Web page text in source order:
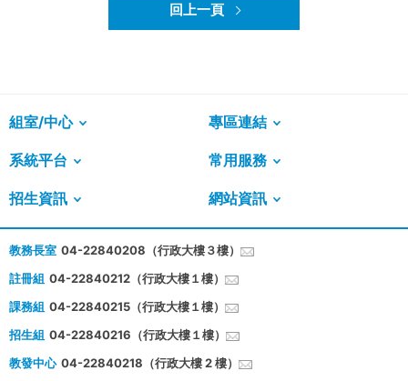
回上一頁
組室/中心 專區連結
系統平台 常用服務
招生資訊 網站資訊
教務長室 04-22840208（行政大樓３樓）
註冊組 04-22840212（行政大樓１樓）
課務組 04-22840215（行政大樓１樓）
招生組 04-22840216（行政大樓１樓）
教發中心 04-22840218（行政大樓 2 樓）